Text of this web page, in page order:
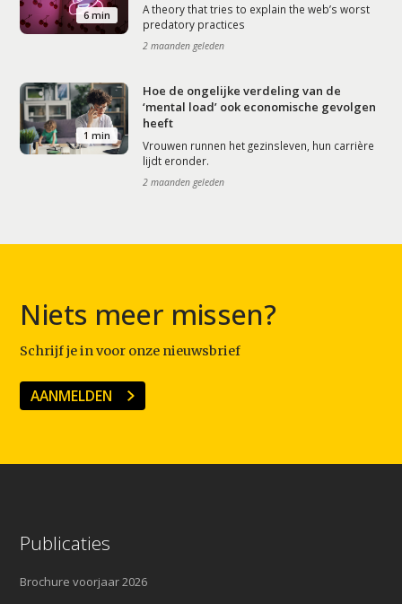
6 min
A theory that tries to explain the web’s worst
predatory practices
2 maanden geleden
1 min
Hoe de ongelijke verdeling van de
‘mental load’ ook economische gevolgen
heeft
Vrouwen runnen het gezinsleven, hun carrière
lijdt eronder.
2 maanden geleden
Niets meer missen?
Schrijf je in voor onze nieuwsbrief
AANMELDEN
Publicaties
Brochure voorjaar 2026